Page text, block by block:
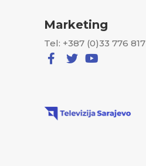
Marketing
Tel: +387 (0)33 776 817